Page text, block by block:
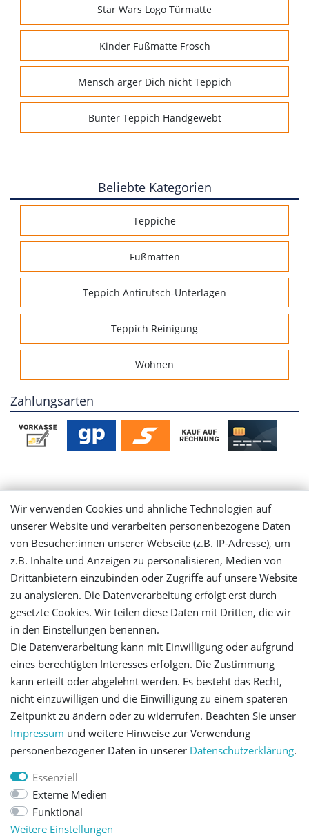
Star Wars Logo Türmatte
Kinder Fußmatte Frosch
Mensch ärger Dich nicht Teppich
Bunter Teppich Handgewebt
Beliebte Kategorien
Teppiche
Fußmatten
Teppich Antirutsch-Unterlagen
Teppich Reinigung
Wohnen
Zahlungsarten
Mein Konto
Login
Registrieren
Versandinformationen
Let's stay connected
Impressum Daten­schutz­erklärung AGB
Barrierefreiheitserklärung
Wir verwenden Cookies und ähnliche Technologien auf
unserer Website und verarbeiten personenbezogene Daten
von Besucher:innen unserer Webseite (z.B. IP-Adresse), um
z.B. Inhalte und Anzeigen zu personalisieren, Medien von
Drittanbietern einzubinden oder Zugriffe auf unsere Website
zu analysieren. Die Datenverarbeitung erfolgt erst durch
gesetzte Cookies. Wir teilen diese Daten mit Dritten, die wir
in den Einstellungen benennen.
Die Datenverarbeitung kann mit Einwilligung oder aufgrund
eines berechtigten Interesses erfolgen. Die Zustimmung
kann erteilt oder abgelehnt werden. Es besteht das Recht,
nicht einzuwilligen und die Einwilligung zu einem späteren
Zeitpunkt zu ändern oder zu widerrufen. Beachten Sie unser
Impressum und weitere Hinweise zur Verwendung
personenbezogener Daten in unserer Daten­schutz­erklärung.
Essenziell
Externe Medien
Funktional
Weitere Einstellungen